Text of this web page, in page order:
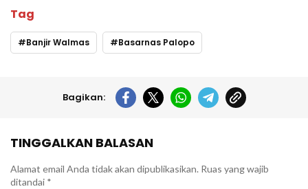
Tag
Banjir Walmas Basarnas Palopo
Bagikan:
TINGGALKAN BALASAN
Alamat email Anda tidak akan dipublikasikan. Ruas yang wajib
ditandai *